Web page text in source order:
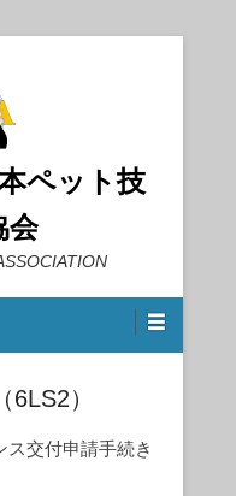
ペット技
会
）
ス交付申請手続き